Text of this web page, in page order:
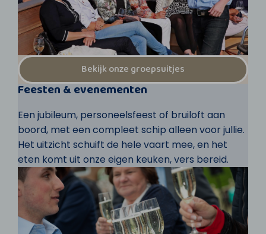
Bekijk onze groepsuitjes
Feesten & evenementen
Een jubileum, personeelsfeest of bruiloft aan
boord, met een compleet schip alleen voor jullie.
Het uitzicht schuift de hele vaart mee, en het
eten komt uit onze eigen keuken, vers bereid.